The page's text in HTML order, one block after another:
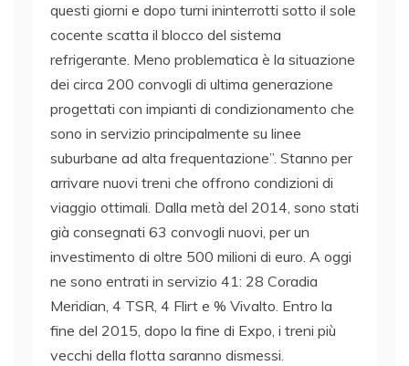
questi giorni e dopo turni ininterrotti sotto il sole
cocente scatta il blocco del sistema
refrigerante. Meno problematica è la situazione
dei circa 200 convogli di ultima generazione
progettati con impianti di condizionamento che
sono in servizio principalmente su linee
suburbane ad alta frequentazione”. Stanno per
arrivare nuovi treni che offrono condizioni di
viaggio ottimali. Dalla metà del 2014, sono stati
già consegnati 63 convogli nuovi, per un
investimento di oltre 500 milioni di euro. A oggi
ne sono entrati in servizio 41: 28 Coradia
Meridian, 4 TSR, 4 Flirt e % Vivalto. Entro la
fine del 2015, dopo la fine di Expo, i treni più
vecchi della flotta saranno dismessi.